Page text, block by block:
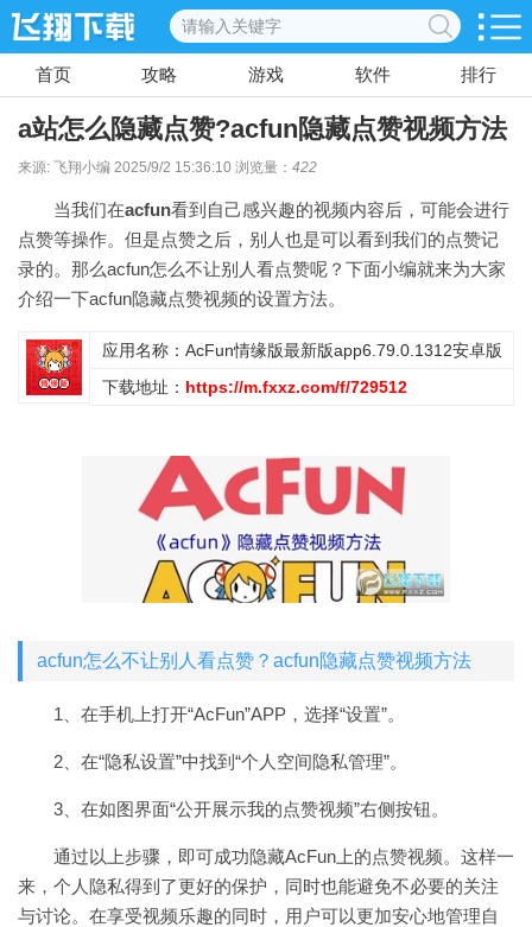
首页 攻略 游戏 软件 排行
a站怎么隐藏点赞?acfun隐藏点赞视频方法
来源: 飞翔小编 2025/9/2 15:36:10 浏览量： 422
当我们在acfun看到自己感兴趣的视频内容后，可能会进行
点赞等操作。但是点赞之后，别人也是可以看到我们的点赞记
录的。那么acfun怎么不让别人看点赞呢？下面小编就来为大家
介绍一下acfun隐藏点赞视频的设置方法。
应用名称：AcFun情缘版最新版app6.79.0.1312安卓版
下载地址： https://m.fxxz.com/f/729512
acfun怎么不让别人看点赞？acfun隐藏点赞视频方法
1、在手机上打开“AcFun”APP，选择“设置”。
2、在“隐私设置”中找到“个人空间隐私管理”。
3、在如图界面“公开展示我的点赞视频”右侧按钮。
通过以上步骤，即可成功隐藏AcFun上的点赞视频。这样一
来，个人隐私得到了更好的保护，同时也能避免不必要的关注
与讨论。在享受视频乐趣的同时，用户可以更加安心地管理自